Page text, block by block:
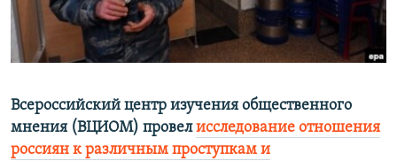
ПОБЕДИТЕЛЕЙ НЕ СУДЯТ?
КРЫМ.НЕПОКОРЕННЫЙ
УКРАИНСКАЯ ПРОБЛЕМА КРЫМА
ПРИСОЕДИНЯЙТЕСЬ!
Все сайты RFE/RL
Всероссийский центр изучения общественного
мнения (ВЦИОМ) провелисследование отношения
россиян к различным проступкам и